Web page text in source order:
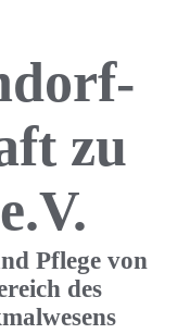
zu
Pflege von
des